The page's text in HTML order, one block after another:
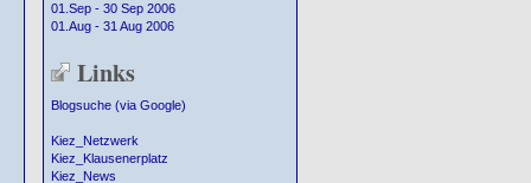
01.Sep - 30 Sep 2006
01.Aug - 31 Aug 2006
Links
Blogsuche (via Google)
Kiez_Netzwerk
Kiez_Klausenerplatz
Kiez_News